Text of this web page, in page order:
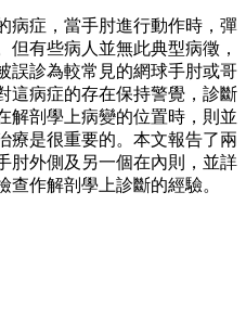
病症，當手肘進行動作時，彈
有些病人並無此典型病徵，
誤診為較常見的網球手肘或哥
這病症的存在保持警覺，診斷
解剖學上病變的位置時，則並
療是很重要的。本文報告了兩
肘外側及另一個在內則，並詳
作解剖學上診斷的經驗。